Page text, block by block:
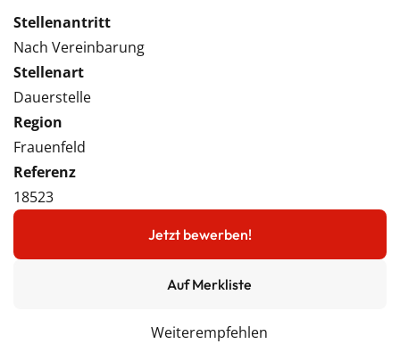
Stellenantritt
Nach Vereinbarung
Stellenart
Dauerstelle
Region
Frauenfeld
Referenz
18523
Jetzt bewerben!
Auf Merkliste
Weiterempfehlen